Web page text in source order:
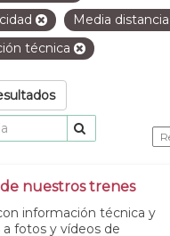
Media distancia
técnica
de nuestros trenes
información técnica y
a fotos y vídeos de